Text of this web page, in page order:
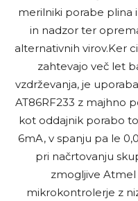
merilniki porabe plina
in nadzor ter
alternativnih virov.Ker
zahtevajo več let
vzdrževanja, je
AT86RF233 z majhno
kot oddajnik porabo
6mA, v spanju pa le
pri načrtovanju
zmogljive Atmel
mikrokontrolerje z